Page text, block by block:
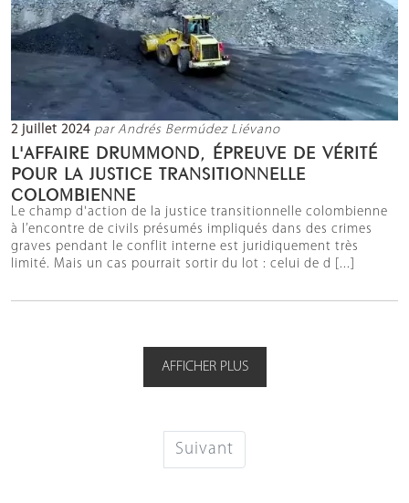
2 juillet 2024 par Andrés Bermúdez Liévano
L'AFFAIRE DRUMMOND, ÉPREUVE DE VÉRITÉ
POUR LA JUSTICE TRANSITIONNELLE
COLOMBIENNE
Le champ d'action de la justice transitionnelle colombienne
à l’encontre de civils présumés impliqués dans des crimes
graves pendant le conflit interne est juridiquement très
limité. Mais un cas pourrait sortir du lot : celui de d [...]
AFFICHER PLUS
Suivant